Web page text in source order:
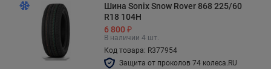
Шина Sonix Snow Rover 868 225/60
R18 104H
6 800 ₽
В наличии 4 шт.
Код товара: R377954
Защита от проколов 74 колеса.RU